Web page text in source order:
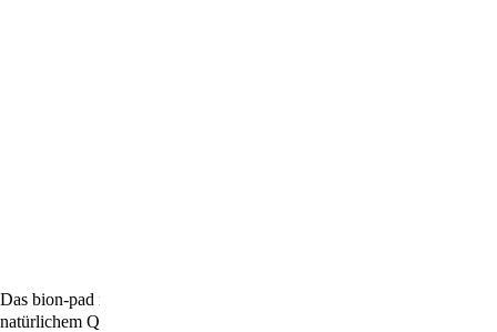
Das bion-pad ist die perfekte Symbiose aus Technologie und
natürlichem Quarzkristall, unverfälscht und rein wie die Natur selbst –